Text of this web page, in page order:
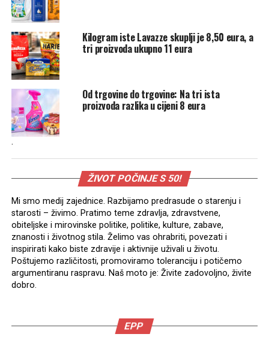
Kilogram iste Lavazze skuplji je 8,50 eura, a
tri proizvoda ukupno 11 eura
Od trgovine do trgovine: Na tri ista
proizvoda razlika u cijeni 8 eura
.
ŽIVOT POČINJE S 50!
Mi smo medij zajednice. Razbijamo predrasude o starenju i
starosti – živimo. Pratimo teme zdravlja, zdravstvene,
obiteljske i mirovinske politike, politike, kulture, zabave,
znanosti i životnog stila. Želimo vas ohrabriti, povezati i
inspirirati kako biste zdravije i aktivnije uživali u životu.
Poštujemo različitosti, promoviramo toleranciju i potičemo
argumentiranu raspravu. Naš moto je: Živite zadovoljno, živite
dobro.
EPP